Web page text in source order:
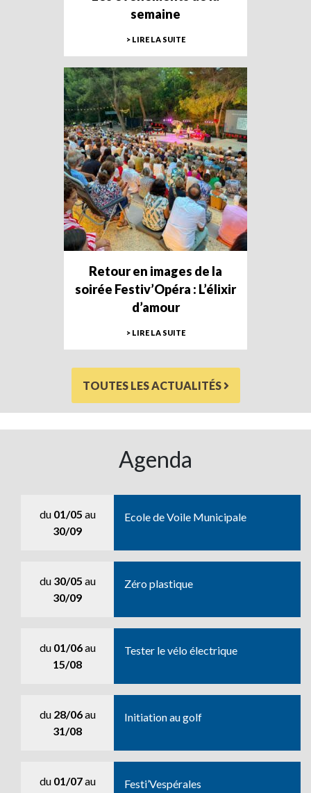
semaine
> LIRE LA SUITE
Retour en images de la
soirée Festiv’Opéra : L’élixir
d’amour
> LIRE LA SUITE
TOUTES LES ACTUALITÉS
Agenda
du 01/05 au
30/09
Ecole de Voile Municipale
du 30/05 au
30/09
Zéro plastique
du 01/06au
15/08
Tester le vélo électrique
du 28/06au
31/08
Initiation au golf
du 01/07au
Festi’Vespérales